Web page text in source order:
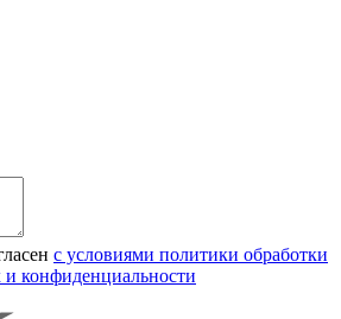
с условиями политики обработки
конфиденциальности